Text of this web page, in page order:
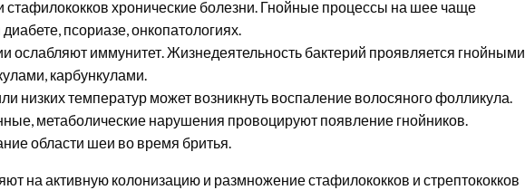
стафилококков хронические болезни. Гнойные процессы на шее чаще
псориазе, онкопатологиях.
ослабляют иммунитет. Жизнедеятельность бактерий проявляется гнойными
карбункулами.
низких температур может возникнуть воспаление волосяного фолликула.
метаболические нарушения провоцируют появление гнойников.
области шеи во время бритья.
на активную колонизацию и размножение стафилококков и стрептококков